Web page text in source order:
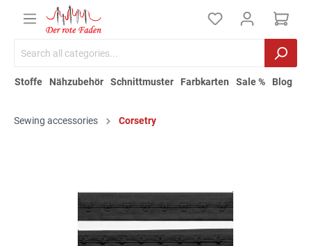
Stoffe Nähzubehör Schnittmuster Farbkarten Sale % Blog
Sewing accessories Corsetry